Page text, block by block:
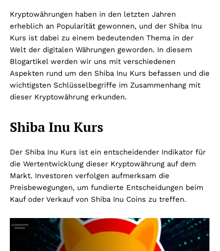
Kryptowährungen haben in den letzten Jahren
erheblich an Popularität gewonnen, und der Shiba Inu
Kurs ist dabei zu einem bedeutenden Thema in der
Welt der digitalen Währungen geworden. In diesem
Blogartikel werden wir uns mit verschiedenen
Aspekten rund um den Shiba Inu Kurs befassen und die
wichtigsten Schlüsselbegriffe im Zusammenhang mit
dieser Kryptowährung erkunden.
Shiba Inu Kurs
Der Shiba Inu Kurs ist ein entscheidender Indikator für
die Wertentwicklung dieser Kryptowährung auf dem
Markt. Investoren verfolgen aufmerksam die
Preisbewegungen, um fundierte Entscheidungen beim
Kauf oder Verkauf von Shiba Inu Coins zu treffen.